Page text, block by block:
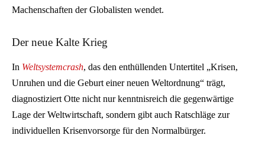
Machenschaften der Globalisten wendet.
Der neue Kalte Krieg
In Weltsystemcrash, das den enthüllenden Untertitel „Krisen,
Unruhen und die Geburt einer neuen Weltordnung“ trägt,
diagnostiziert Otte nicht nur kenntnisreich die gegenwärtige
Lage der Weltwirtschaft, sondern gibt auch Ratschläge zur
individuellen Krisenvorsorge für den Normalbürger.